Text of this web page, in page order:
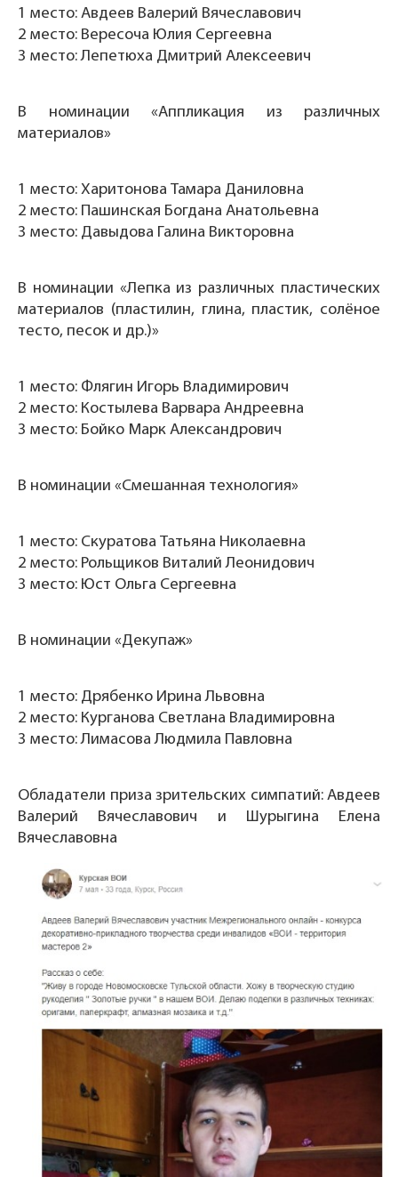
1 место: Авдеев Валерий Вячеславович
2 место: Вересоча Юлия Сергеевна
3 место: Лепетюха Дмитрий Алексеевич
В номинации «Аппликация из различных
материалов»
1 место: Харитонова Тамара Даниловна
2 место: Пашинская Богдана Анатольевна
3 место: Давыдова Галина Викторовна
В номинации «Лепка из различных пластических
материалов (пластилин, глина, пластик, солёное
тесто, песок и др.)»
1 место: Флягин Игорь Владимирович
2 место: Костылева Варвара Андреевна
3 место: Бойко Марк Александрович
В номинации «Смешанная технология»
1 место: Скуратова Татьяна Николаевна
2 место: Рольщиков Виталий Леонидович
3 место: Юст Ольга Сергеевна
В номинации «Декупаж»
1 место: Дрябенко Ирина Львовна
2 место: Курганова Светлана Владимировна
3 место: Лимасова Людмила Павловна
Обладатели приза зрительских симпатий: Авдеев
Валерий Вячеславович и Шурыгина Елена
Вячеславовна